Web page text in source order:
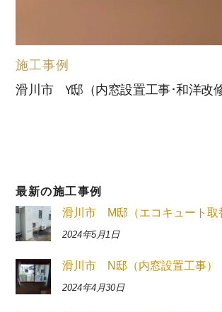
施工事例
滑川市 Y邸（内窓設置工事･和洋改
最新の施工事例
滑川市 M邸（エコキュート取
2024年5月1日
滑川市 N邸（内窓設置工事）
2024年4月30日